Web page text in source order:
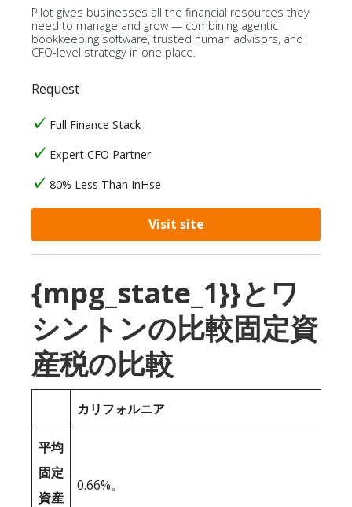
Pilot gives businesses all the financial resources they
need to manage and grow — combining agentic
bookkeeping software, trusted human advisors, and
CFO-level strategy in one place.
Request
Full Finance Stack
Expert CFO Partner
80% Less Than InHse
Visit site
{mpg_state_1}}とワ
シントンの比較固定資
産税の比較
カリフォルニア
平均
固定
資産
0.66%。